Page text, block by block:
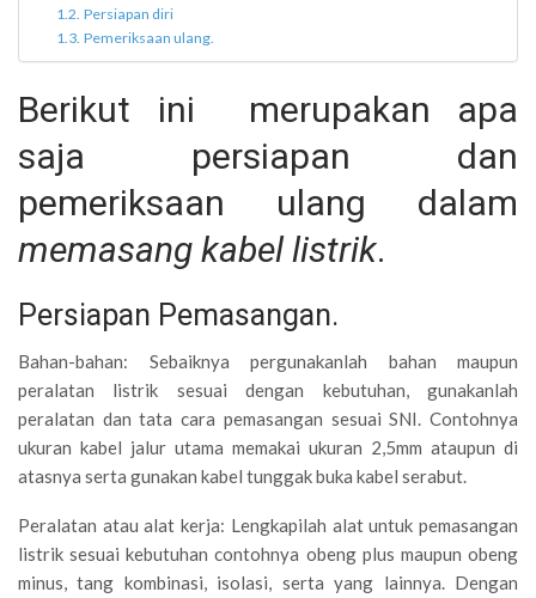
Persiapan diri
Pemeriksaan ulang.
Berikut ini merupakan apa
saja persiapan dan
pemeriksaan ulang dalam
memasang kabel listrik.
Persiapan Pemasangan.
Bahan-bahan: Sebaiknya pergunakanlah bahan maupun
peralatan listrik sesuai dengan kebutuhan, gunakanlah
peralatan dan tata cara pemasangan sesuai SNI. Contohnya
ukuran kabel jalur utama memakai ukuran 2,5mm ataupun di
atasnya serta gunakan kabel tunggak buka kabel serabut.
Peralatan atau alat kerja: Lengkapilah alat untuk pemasangan
listrik sesuai kebutuhan contohnya obeng plus maupun obeng
minus, tang kombinasi, isolasi, serta yang lainnya. Dengan